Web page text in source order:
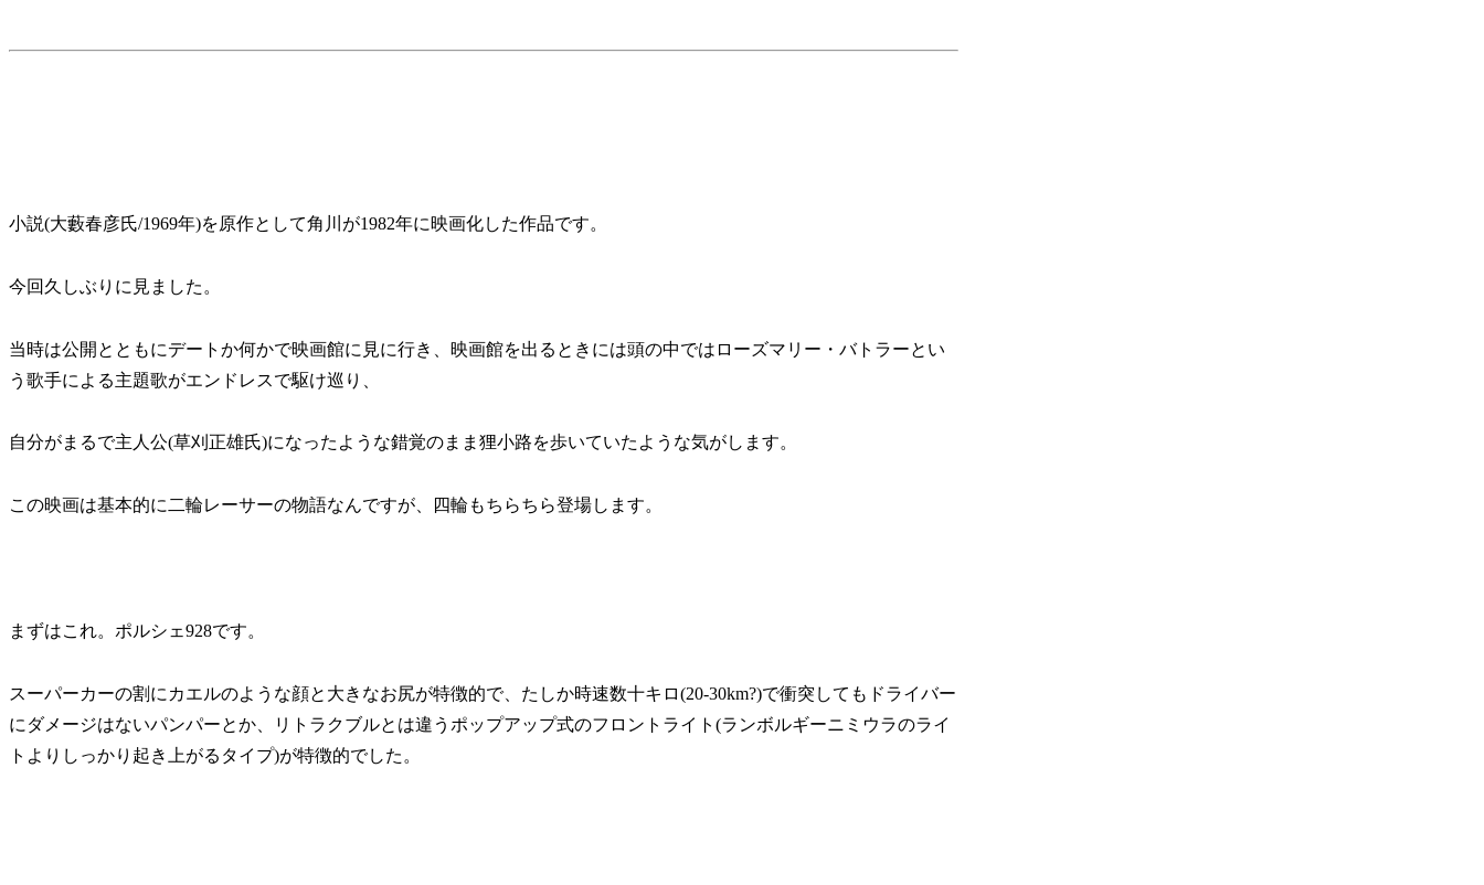
小説(大藪春彦氏/1969年)を原作として角川が1982年に映画化した作品です。
今回久しぶりに見ました。
当時は公開とともにデートか何かで映画館に見に行き、映画館を出るときには頭の中ではローズマリー・バトラーとい
う歌手による主題歌がエンドレスで駆け巡り、
自分がまるで主人公(草刈正雄氏)になったような錯覚のまま狸小路を歩いていたような気がします。
この映画は基本的に二輪レーサーの物語なんですが、四輪もちらちら登場します。
まずはこれ。ポルシェ928です。
スーパーカーの割にカエルのような顔と大きなお尻が特徴的で、たしか時速数十キロ(20-30km?)で衝突してもドライバー
にダメージはないパンパーとか、リトラクブルとは違うポップアップ式のフロントライト(ランボルギーニミウラのライ
トよりしっかり起き上がるタイプ)が特徴的でした。